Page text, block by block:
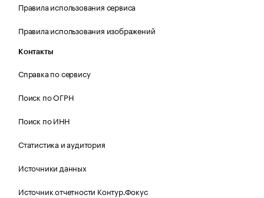
Правила использования сервиса
Правила использования изображений
Контакты
Справка по сервису
Поиск по ОГРН
Поиск по ИНН
Статистика и аудитория
Источники данных
Источник отчетности Контур.Фокус